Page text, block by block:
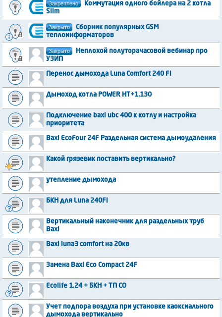
Закреплено
Коммутация одного бойлера на 2 котла
Slim
Закрыто
Сборник популярных GSM
теплоинформаторов
Закрыто
Неплохой полуторачасовой вебинар про
УЗИП
Перенос дымохода Luna Comfort 240 Fi
Дымоход котла POWER HT+1.130
Подключение baxi ubc 400 к котлу и настройка
приоритета
Baxi EcoFour 24F Раздельная система дымоудаления
Какой грязевик поставить вертикально?
утепление дымохода
БКН для Luna 240Fi
Вертикальный наконечник для раздельных труб
Baxi
Baxi luna3 comfort на 20кв
Замена Baxi Eco Compact 24F
Ecolife 1.24 + БКН + ТП СО
Учет подпора воздуха при установке каоксиального
дымохода вертикально